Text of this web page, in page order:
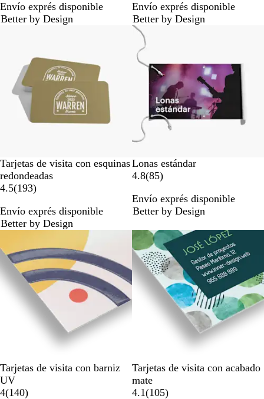
r
e
ñ
a
Envío exprés disponible
Better by Design
r
e
a
s
Envío exprés disponible
Better by Design
Tarjetas de visita con esquinas
redondeadas
4.5(1931
3
r
s
e
ñ
a
)
Envío exprés disponible
Better by Design
Lo más vendido
Lonas estándar
4.8(858
r
e
ñ
a
s
)
Envío exprés disponible
Better by Design
Tarjetas de visita con barniz
UV
4(1401
)
Tarjetas de visita con acabado
mate
4.1(1051
)